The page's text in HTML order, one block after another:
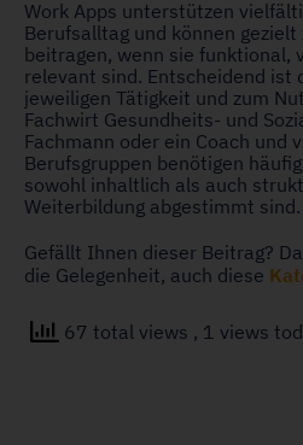
Work Apps unterstützen
Berufsalltag und können
beitragen, wenn sie funktional,
relevant sind. Entscheidend ist
jeweiligen Tätigkeit und zum
Fachwirt Gesundheits- und
Fachmann oder ein Coach und
Berufsgruppen benötigen
sowohl inhaltlich als auch
Weiterbildung abgestimmt sind.
Gefällt Ihnen dieser Beitrag?
die Gelegenheit, auch diese
67 total views , 1 views